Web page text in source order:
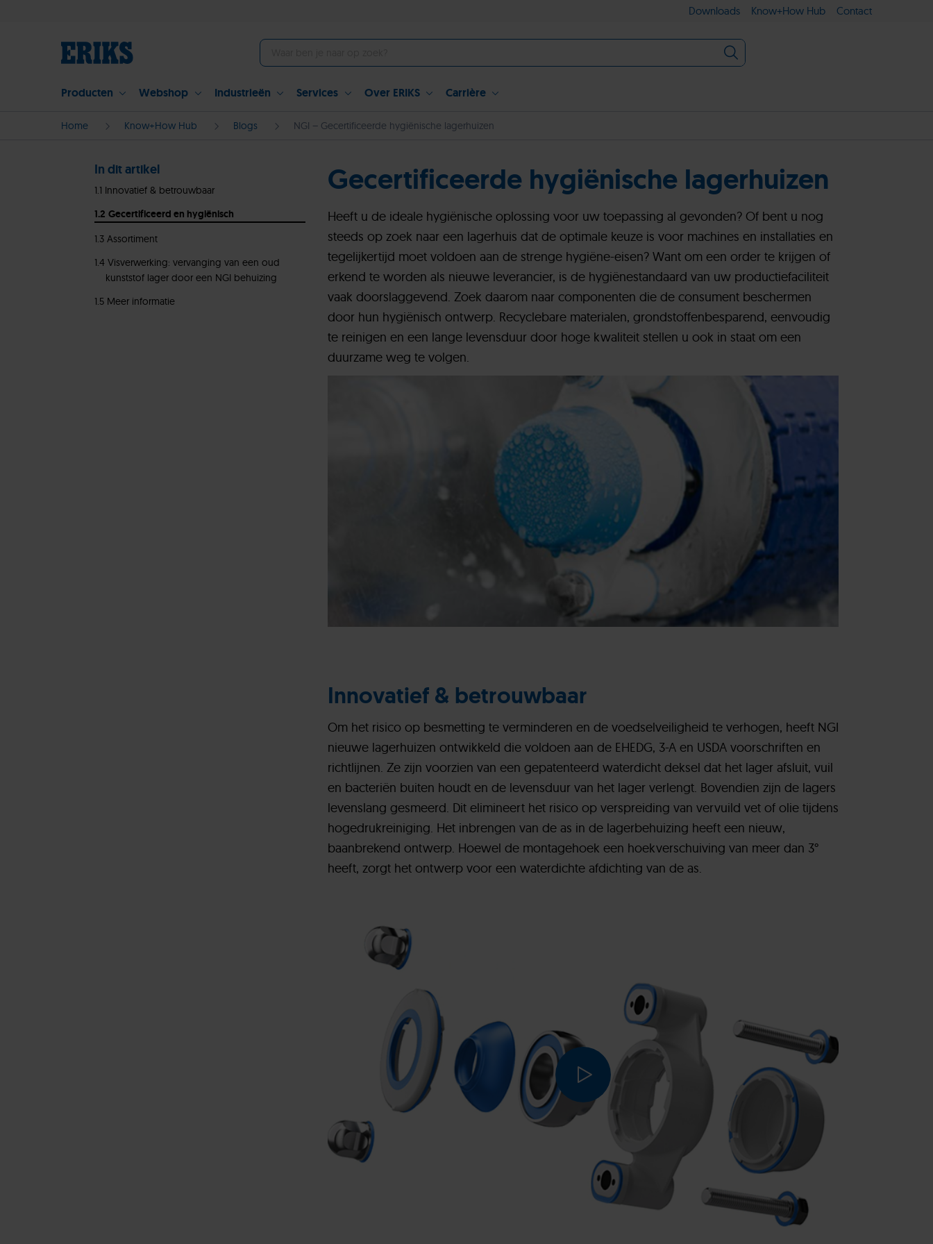
Producten Webshop Industrieën Services Over ERIKS Carrière
Downloads Know+How Hub Contact
Home Know+How Hub Blogs NGI – Gecertificeerde hygiënische lagerhuizen
In dit artikel
Innovatief & betrouwbaar
Gecertificeerd en hygiënisch
Assortiment
Visverwerking: vervanging van een oud
kunststof lager door een NGI behuizing
Meer informatie
Gecertificeerde hygiënische lagerhuizen
Heeft u de ideale hygiënische oplossing voor uw toepassing al gevonden? Of bent u nog
steeds op zoek naar een lagerhuis dat de optimale keuze is voor machines en installaties en
tegelijkertijd moet voldoen aan de strenge hygiëne-eisen? Want om een order te krijgen of
erkend te worden als nieuwe leverancier, is de hygiënestandaard van uw productiefaciliteit
vaak doorslaggevend. Zoek daarom naar componenten die de consument beschermen
door hun hygiënisch ontwerp. Recyclebare materialen, grondstoffenbesparend, eenvoudig
te reinigen en een lange levensduur door hoge kwaliteit stellen u ook in staat om een
duurzame weg te volgen.
Innovatief & betrouwbaar
Om het risico op besmetting te verminderen en de voedselveiligheid te verhogen, heeft NGI
nieuwe lagerhuizen ontwikkeld die voldoen aan de EHEDG, 3-A en USDA voorschriften en
richtlijnen. Ze zijn voorzien van een gepatenteerd waterdicht deksel dat het lager afsluit, vuil
en bacteriën buiten houdt en de levensduur van het lager verlengt. Bovendien zijn de lagers
levenslang gesmeerd. Dit elimineert het risico op verspreiding van vervuild vet of olie tijdens
hogedrukreiniging. Het inbrengen van de as in de lagerbehuizing heeft een nieuw,
baanbrekend ontwerp. Hoewel de montagehoek een hoekverschuiving van meer dan 3°
heeft, zorgt het ontwerp voor een waterdichte afdichting van de as.